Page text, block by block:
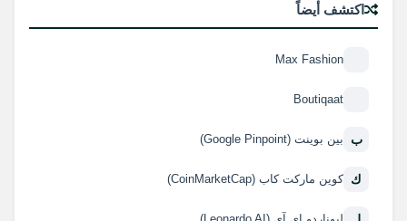
اكتشف أيضاً
Max Fashion
Boutiqaat
ب بين بوينت (Google Pinpoint)
ك كوين ماركت كاب (CoinMarketCap)